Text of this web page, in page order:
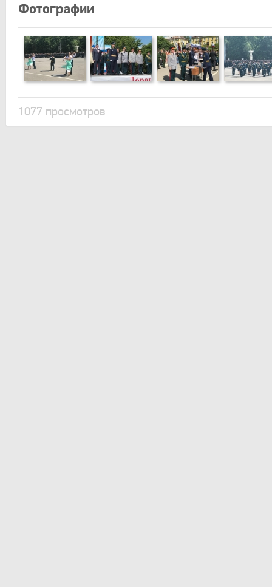
Фотографии
1077 просмотров